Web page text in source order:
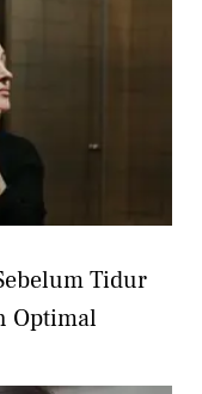
Tidur
Optimal